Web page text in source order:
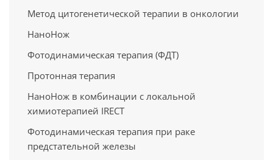
Метод цитогенетической терапии в онкологии
НаноНож
Фотодинамическая терапия (ФДТ)
Протонная терапия
НаноНож в комбинации с локальной
химиотерапией IRECT
Фотодинамическая терапия при раке
предстательной железы